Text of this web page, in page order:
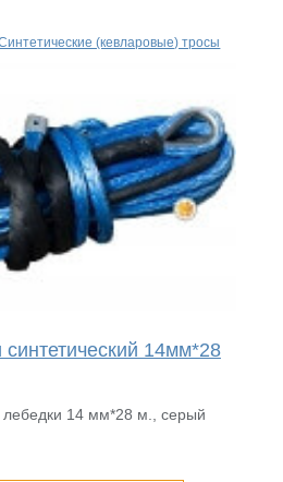
(кевларовые) тросы
14мм*28
лебедки 14 мм*28 м., серый